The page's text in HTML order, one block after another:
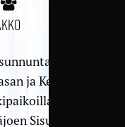
ja Keski-
koko
Sisu-Pallo